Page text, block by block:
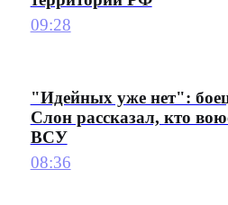
09:28
"Идейных уже нет":
Слон рассказал, кто
ВСУ
08:36